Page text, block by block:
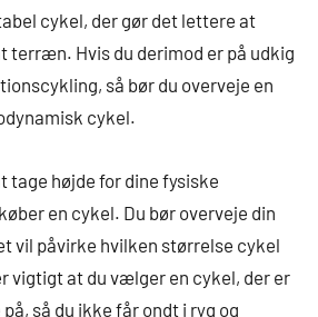
cykel, der gør det lettere at
terræn. Hvis du derimod er på udkig
så bør du overveje en
cykel.
tage højde for dine fysiske
en cykel. Du bør overveje din
vil påvirke hvilken størrelse cykel
vigtigt at du vælger en cykel, der er
så du ikke får ondt i ryg og